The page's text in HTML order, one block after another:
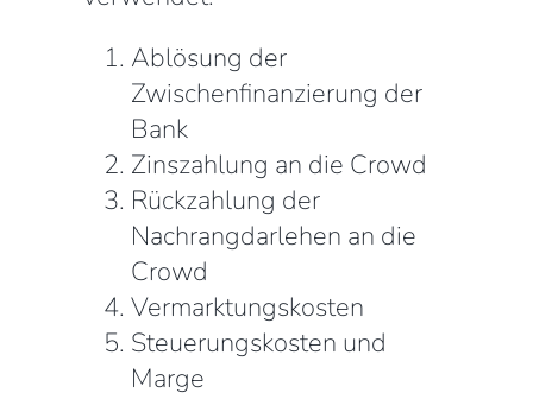
Ablösung der
Zwischenfinanzierung der
Bank
Zinszahlung an die Crowd
Rückzahlung der
Nachrangdarlehen an die
Crowd
Vermarktungskosten
Steuerungskosten und
Marge